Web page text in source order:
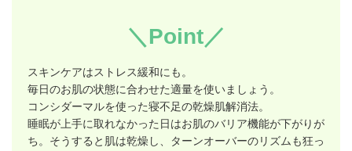
＼Point／
スキンケアはストレス緩和にも。
毎日のお肌の状態に合わせた適量を使いましょう。
コンシダーマルを使った寝不足の乾燥肌解消法。
睡眠が上手に取れなかった日はお肌のバリア機能が下がりが
ち。そうすると肌は乾燥し、ターンオーバーのリズムも狂っ